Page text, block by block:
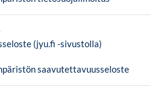
(jyu.fi -sivustolla)
saavutettavuusseloste